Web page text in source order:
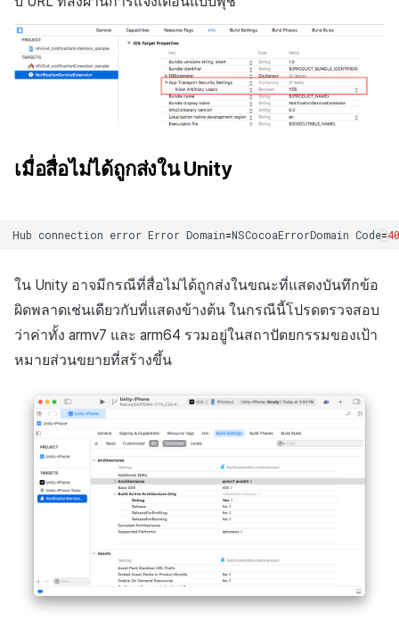
เมื่อสื่อไม่ได้ถูกส่งใน Unity
Hub connection error Error Domain=NSCocoaErrorDomain Code=
ใน Unity อาจมีกรณีที่สื่อไม่ได้ถูกส่งในขณะที่แสดงบันทึกข้อ
ผิดพลาดเช่นเดียวกับที่แสดงข้างต้น ในกรณีนี้โปรดตรวจสอบ
ว่าค่าทั้ง armv7 และ arm64 รวมอยู่ในสถาปัตยกรรมของเป้า
หมายส่วนขยายที่สร้างขึ้น